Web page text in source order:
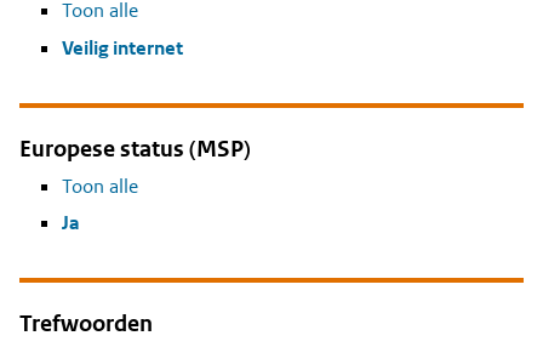
Toon alle
Veilig internet
Europese status (MSP)
Toon alle
Ja
Trefwoorden